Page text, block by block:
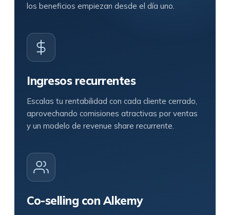
los beneficios empiezan desde el día uno.
Ingresos recurrentes
Escalas tu rentabilidad con cada cliente cerrado,
aprovechando comisiones atractivas por ventas
y un modelo de revenue share recurrente.
Co-selling con Alkemy